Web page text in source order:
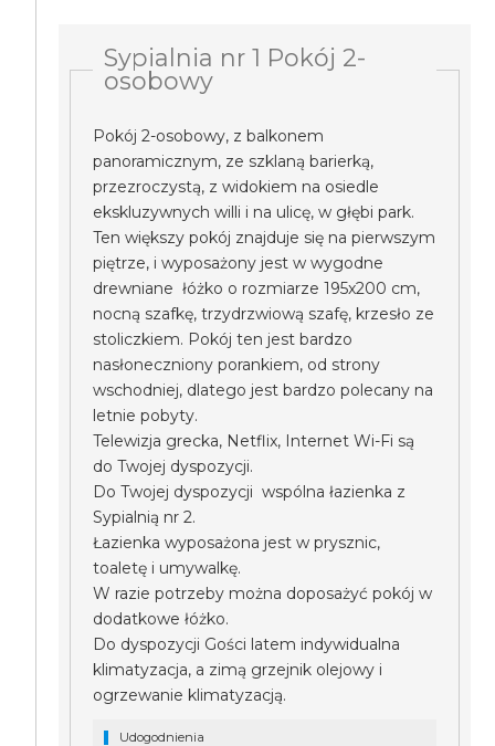
Sypialnia nr 1 Pokój 2-
osobowy
Pokój 2-osobowy, z balkonem
panoramicznym, ze szklaną barierką,
przezroczystą, z widokiem na osiedle
ekskluzywnych willi i na ulicę, w głębi park.
Ten większy pokój znajduje się na pierwszym
piętrze, i wyposażony jest w wygodne
drewniane łóżko o rozmiarze 195x200 cm,
nocną szafkę, trzydrzwiową szafę, krzesło ze
stoliczkiem. Pokój ten jest bardzo
nasłoneczniony porankiem, od strony
wschodniej, dlatego jest bardzo polecany na
letnie pobyty.
Telewizja grecka, Netflix, Internet Wi-Fi są
do Twojej dyspozycji.
Do Twojej dyspozycji wspólna łazienka z
Sypialnią nr 2.
Łazienka wyposażona jest w prysznic,
toaletę i umywalkę.
W razie potrzeby można doposażyć pokój w
dodatkowe łóżko.
Do dyspozycji Gości latem indywidualna
klimatyzacja, a zimą grzejnik olejowy i
ogrzewanie klimatyzacją.
Udogodnienia